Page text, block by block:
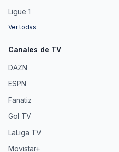
Ligue 1
Ver todas
Canales de TV
DAZN
ESPN
Fanatiz
Gol TV
LaLiga TV
Movistar+